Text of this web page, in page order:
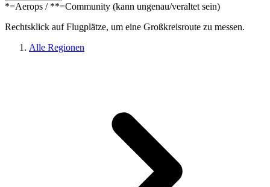
*=Aerops / **=Community (kann ungenau/veraltet sein)
Rechtsklick auf Flugplätze, um eine Großkreisroute zu messen.
Alle Regionen